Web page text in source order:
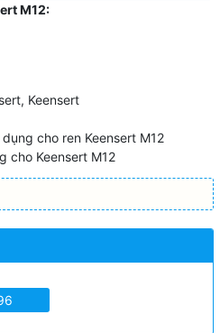
M12:
Keensert
cho ren Keensert M12
cho Keensert M12